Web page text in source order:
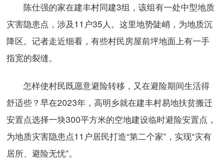
陈仕强的家在建丰村同建3组，该组有一处中型地质
灾害隐患点，涉及11户35人。这里地势陡峭，为地质沉
降区。记者走近细看，有些村民房屋前坪地面上有一手
指宽的裂缝。
怎样使村民既愿意避险转移，又在避险期间生活得
舒适些？早在2023年，高明乡就在建丰村易地扶贫搬迁
安置点选择一块300平方米的空地建设临时避险安置点，
为地质灾害隐患点11户居民打造“第二个家”，实现“灾有
居所、避险无忧”。